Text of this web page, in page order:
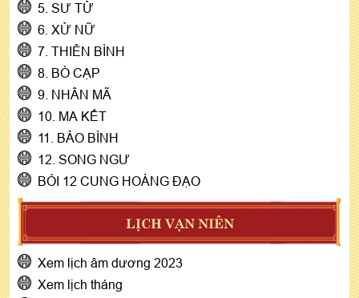
5. SƯ TỬ
6. XỬ NỮ
7. THIÊN BÌNH
8. BÒ CẠP
9. NHÂN MÃ
10. MA KẾT
11. BẢO BÌNH
12. SONG NGƯ
BÓI 12 CUNG HOÀNG ĐẠO
LỊCH VẠN NIÊN
Xem lịch âm dương 2023
Xem lịch tháng